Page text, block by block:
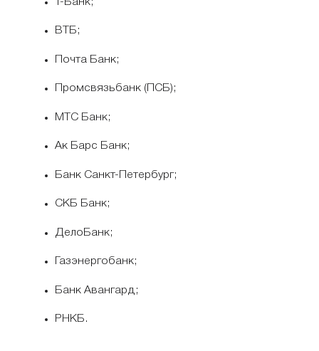
ВТБ;
Почта Банк;
Промсвязьбанк (ПСБ);
МТС Банк;
Ак Барс Банк;
Банк Санкт-Петербург;
СКБ Банк;
ДелоБанк;
Газэнергобанк;
Банк Авангард;
РНКБ.